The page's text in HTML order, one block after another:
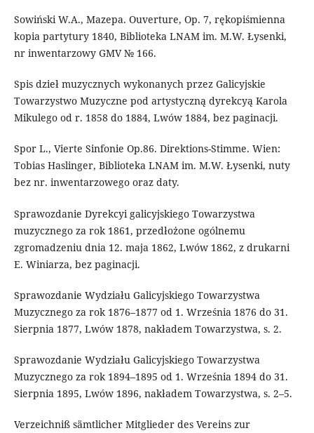
Sowiński W.А., Mazepa. Ouverture, Op. 7, rękopiśmienna
kopia partytury 1840, Biblioteka LNAM im. M.W. Łysenki,
nr inwentarzowy GMV № 166.
Spis dzieł muzycznych wykonanych przez Galicyjskie
Towarzystwo Muzyczne pod artystyczną dyrekcyą Karola
Mikulego od r. 1858 do 1884, Lwów 1884, bez paginacji.
Spor L., Vierte Sinfonie Op.86. Direktions-Stimme. Wien:
Tobias Haslinger, Biblioteka LNAM im. M.W. Łysenki, nuty
bez nr. inwentarzowego oraz daty.
Sprawozdanie Dyrekcyi galicyjskiego Towarzystwa
muzycznego za rok 1861, przedłożone ogólnemu
zgromadzeniu dnia 12. maja 1862, Lwów 1862, z drukarni
E. Winiarza, bez paginacji.
Sprawozdanie Wydziału Galicyjskiego Towarzystwa
Muzycznego za rok 1876–1877 od 1. Września 1876 do 31.
Sierpnia 1877, Lwów 1878, nakładem Towarzystwa, s. 2.
Sprawozdanie Wydziału Galicyjskiego Towarzystwa
Muzycznego za rok 1894–1895 od 1. Września 1894 do 31.
Sierpnia 1895, Lwów 1896, nakładem Towarzystwa, s. 2–5.
Verzeichniß sämtlicher Mitglieder des Vereins zur